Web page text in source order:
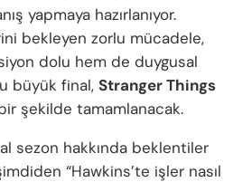
yapmaya hazırlanıyor.
bekleyen zorlu mücadele,
dolu hem de duygusal
büyük final, Stranger Things
şekilde tamamlanacak.
sezon hakkında beklentiler
“Hawkins’te işler nasıl